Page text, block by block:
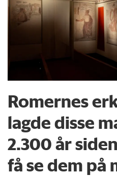
Romernes
lagde disse
2.300 år
få se dem på